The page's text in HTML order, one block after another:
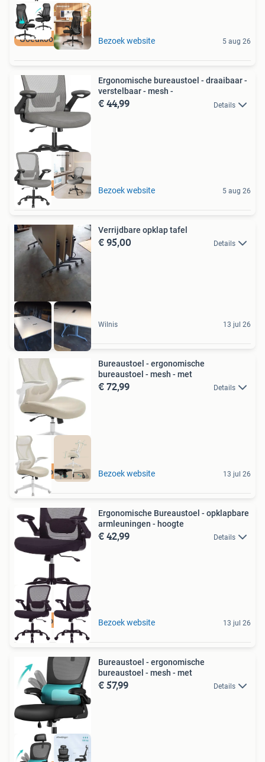
Goedkoopste van NL Bezoek website 5 aug 26
Goedkoopste van NL
Ergonomische bureaustoel - draaibaar -
verstelbaar - mesh -
€ 44,99 Details
Bezoek website 5 aug 26
Verrijdbare opklap tafel
€ 95,00 Details
Wilnis 13 jul 26
Goedkoopste van NL
Bureaustoel - ergonomische
bureaustoel - mesh - met
€ 72,99 Details
Bezoek website 13 jul 26
Goedkoopste van NL
Ergonomische Bureaustoel - opklapbare
armleuningen - hoogte
€ 42,99 Details
Bezoek website 13 jul 26
Bureaustoel - ergonomische
bureaustoel - mesh - met
€ 57,99 Details